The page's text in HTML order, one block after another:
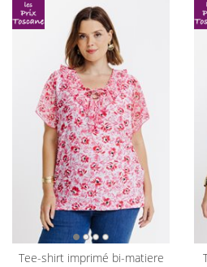
tee-shirt imprimé bi-matiere